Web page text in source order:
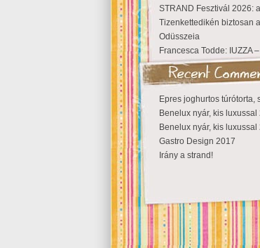
STRAND Fesztivál 2026:
Tizenkettedikén biztosan a
Odüsszeia
Francesca Todde: IUZZA
Epres joghurtos túrótorta,
Benelux nyár, kis
Benelux nyár, kis
Gastro Design 2017
Irány a strand!